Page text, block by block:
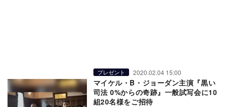
プレゼント 2020.02.04 15:00
マイケル・B・ジョーダン主演『黒い
司法 0%からの奇跡』一般試写会に10
組20名様をご招待